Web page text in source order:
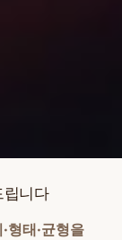
립니다
형태·균형을